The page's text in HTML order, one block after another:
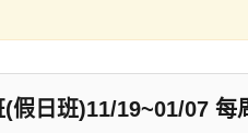
假日班)11/19~01/07 每